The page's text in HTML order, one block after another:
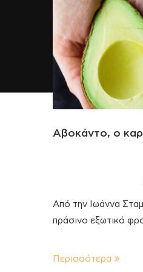
Αβοκάντο, ο
Από την Ιωάννα
πράσινο εξωτικό
Περισσότερα